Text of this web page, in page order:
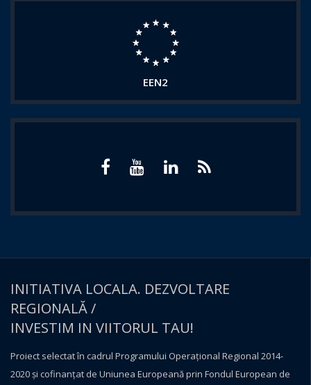
EEN2
INITIATIVA LOCALA. DEZVOLTARE
REGIONALĂ /
INVESTIM IN VIITORUL TAU!
Proiect selectat în cadrul Programului Operațional Regional 2014-
2020 și cofinanțat de Uniunea Europeană prin Fondul European de